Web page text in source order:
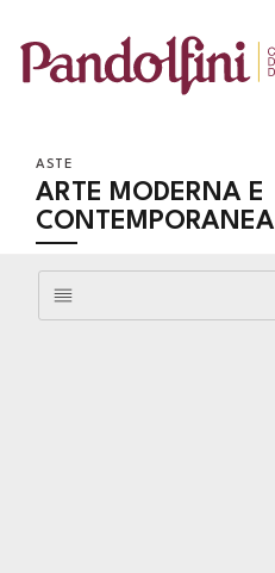
ASTE
ARTE MODERNA E
CONTEMPORANEA